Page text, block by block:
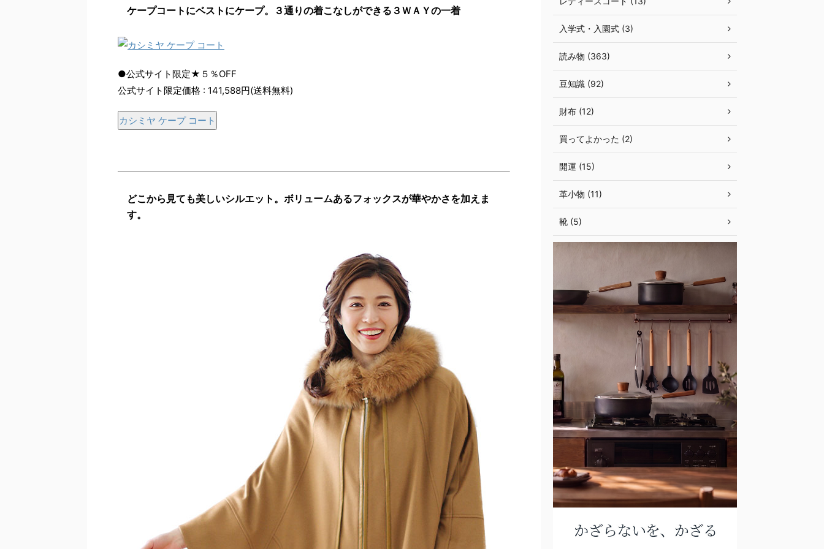
ケープコートにベストにケープ。３通りの着こなしができる３ＷＡＹの一着
●公式サイト限定★５％OFF
公式サイト限定価格 : 141,588円(送料無料)
カシミヤ ケープ コート
どこから見ても美しいシルエット。ボリュームあるフォックスが華やかさを加えま
す。
入学式・入園式 (3)
読み物 (363)
豆知識 (92)
財布 (12)
買ってよかった (2)
開運 (15)
革小物 (11)
靴 (5)